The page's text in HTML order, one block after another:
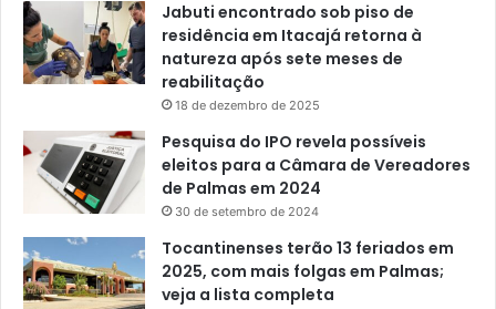
Jabuti encontrado sob piso de
residência em Itacajá retorna à
natureza após sete meses de
reabilitação
18 de dezembro de 2025
Pesquisa do IPO revela possíveis
eleitos para a Câmara de Vereadores
de Palmas em 2024
30 de setembro de 2024
Tocantinenses terão 13 feriados em
2025, com mais folgas em Palmas;
veja a lista completa